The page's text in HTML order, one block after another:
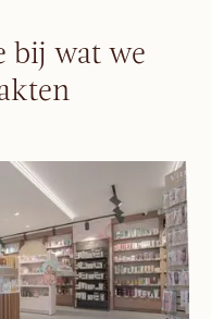
bij wat we